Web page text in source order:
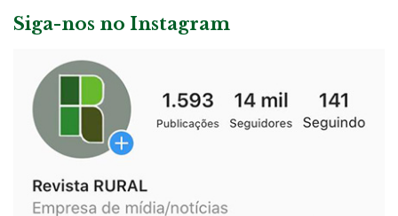
Siga-nos no Instagram